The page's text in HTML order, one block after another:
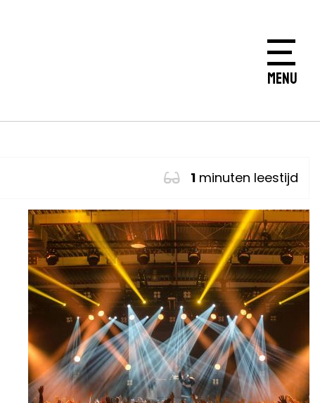
MENU
1minuten leestijd